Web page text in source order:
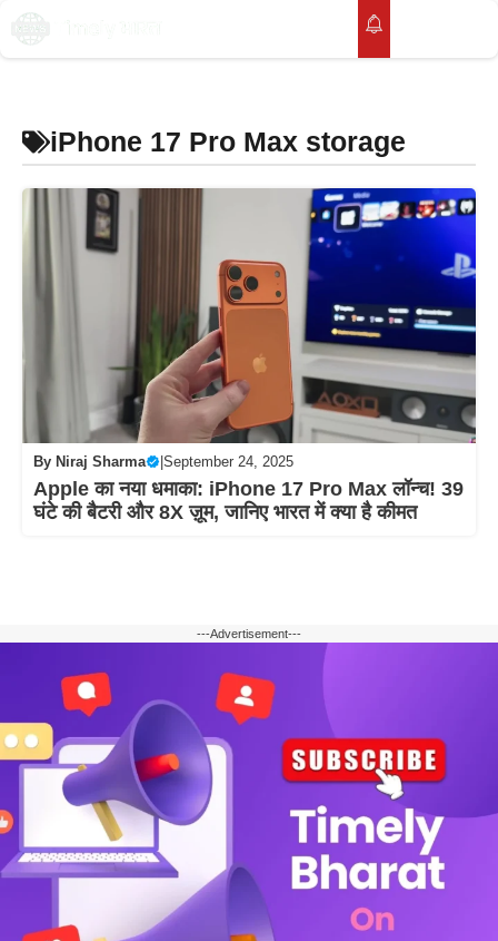
Skip
iPhone 17 Pro Max storage
By Niraj Sharma September 24, 2025
Apple का नया धमाका: iPhone 17 Pro Max लॉन्च! 39
घंटे की बैटरी और 8X ज़ूम, जानिए भारत में क्या है कीमत
---Advertisement---